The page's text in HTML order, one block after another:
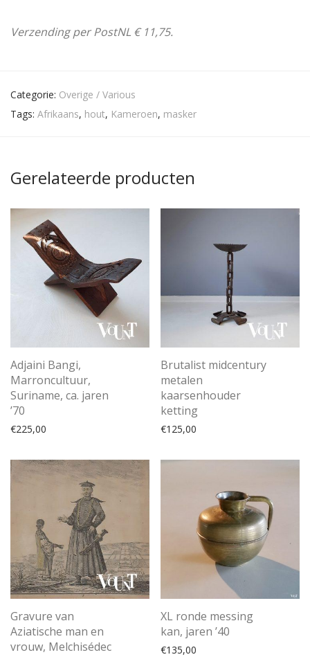
Verzending per PostNL € 11,75.
Categorie: Overige / Various
Tags: Afrikaans, hout, Kameroen, masker
Gerelateerde producten
Adjaini Bangi,
Marroncultuur,
Suriname, ca. jaren
’70
€225,00
Brutalist midcentury
metalen
kaarsenhouder
ketting
€125,00
Gravure van
Aziatische man en
vrouw, Melchisédec
XL ronde messing
kan, jaren ’40
€135,00